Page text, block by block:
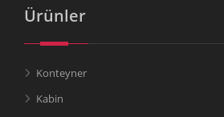
Ürünler
Konteyner
Kabin